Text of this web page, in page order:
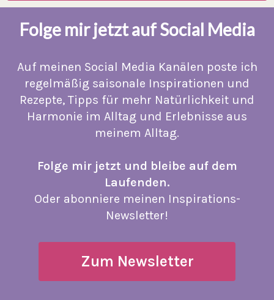
Folge mir jetzt auf Social Media
Auf meinen Social Media Kanälen poste ich
regelmäßig saisonale Inspirationen und
Rezepte, Tipps für mehr Natürlichkeit und
Harmonie im Alltag und Erlebnisse aus
meinem Alltag.
Folge mir jetzt und bleibe auf dem
Laufenden.
Oder abonniere meinen Inspirations-
Newsletter!
Zum Newsletter